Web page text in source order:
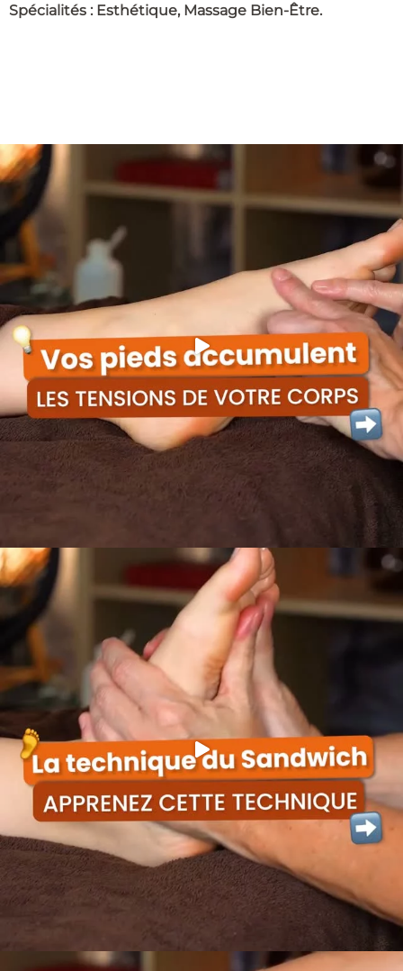
Spécialités : Esthétique, Massage Bien-Être.